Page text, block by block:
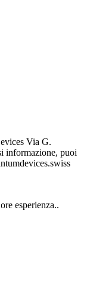
Via G.
informazione, puoi
esperienza..